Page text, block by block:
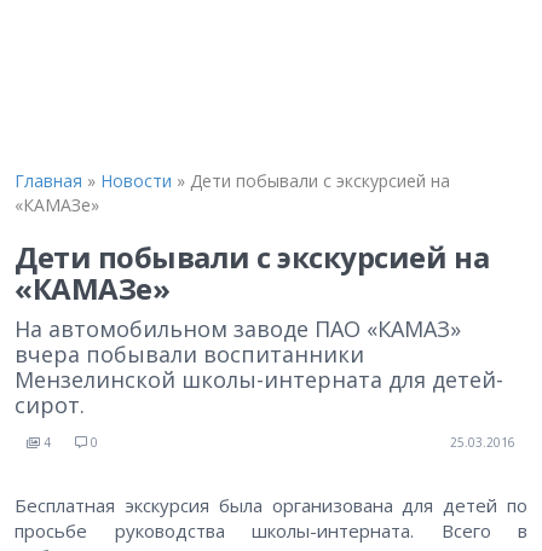
Главная » Новости » Дети побывали с экскурсией на
«КАМАЗе»
Дети побывали с экскурсией на
«КАМАЗе»
На автомобильном заводе ПАО «КАМАЗ»
вчера побывали воспитанники
Мензелинской школы-интерната для детей-
сирот.
4 0 25.03.2016
Бесплатная экскурсия была организована для детей по
просьбе руководства школы-интерната. Всего в